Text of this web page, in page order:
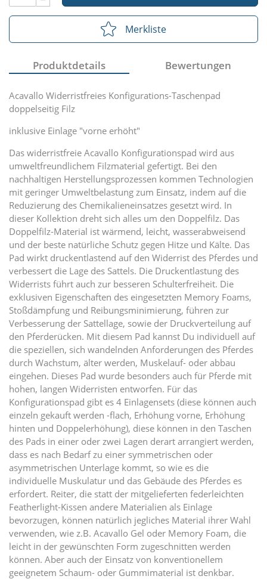
Merkliste
Produktdetails Bewertungen
Acavallo Widerristfreies Konfigurations-Taschenpad
doppelseitig Filz
inklusive Einlage "vorne erhöht"
Das widerristfreie Acavallo Konfigurationspad wird aus
umweltfreundlichem Filzmaterial gefertigt. Bei den
nachhaltigen Herstellungsprozessen kommen Technologien
mit geringer Umweltbelastung zum Einsatz, indem auf die
Reduzierung des Chemikalieneinsatzes gesetzt wird. In
dieser Kollektion dreht sich alles um den Doppelfilz. Das
Doppelfilz-Material ist wärmend, leicht, wasserabweisend
und der beste natürliche Schutz gegen Hitze und Kälte. Das
Pad wirkt druckentlastend auf den Widerrist des Pferdes und
verbessert die Lage des Sattels. Die Druckentlastung des
Widerrists führt auch zur besseren Schulterfreiheit. Die
exklusiven Eigenschaften des eingesetzten Memory Foams,
Stoßdämpfung und Reibungsminimierung, führen zur
Verbesserung der Sattellage, sowie der Druckverteilung auf
den Pferderücken. Mit diesem Pad kannst Du individuell auf
die speziellen, sich wandelnden Anforderungen des Pferdes
durch Wachstum, älter werden, Muskelauf- oder abbau
eingehen. Dieses Pad wurde besonders auch für Pferde mit
hohen, langen Widerristen entworfen. Für das
Konfigurationspad gibt es 4 Einlagensets (diese können auch
einzeln gekauft werden -flach, Erhöhung vorne, Erhöhung
hinten und Doppelerhöhung), diese können in den Taschen
des Pads in einer oder zwei Lagen derart arrangiert werden,
dass es nach Bedarf zu einer symmetrischen oder
asymmetrischen Unterlage kommt, so wie es die
individuelle Muskulatur und das Gebäude des Pferdes es
erfordert. Reiter, die statt der mitgelieferten federleichten
Featherlight-Kissen andere Materialien als Einlage
bevorzugen, können natürlich jegliches Material ihrer Wahl
verwenden, wie z.B. Acavallo Gel oder Memory Foam, die
leicht in der gewünschten Form zugeschnitten werden
können. Aber auch der Einsatz von konventionellem
geeignetem Schaum- oder Gummimaterial ist denkbar.